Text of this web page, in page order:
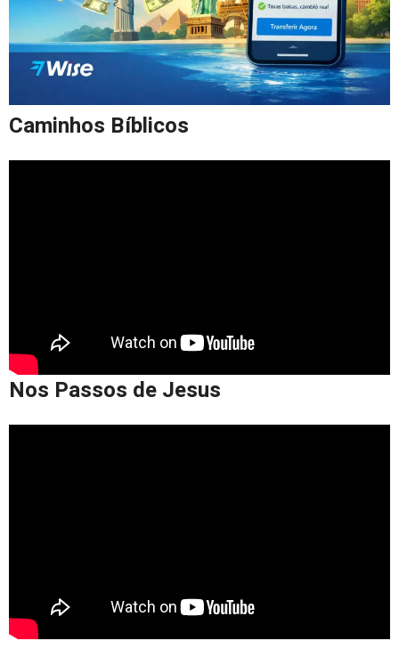
Caminhos Bíblicos
Nos Passos de Jesus